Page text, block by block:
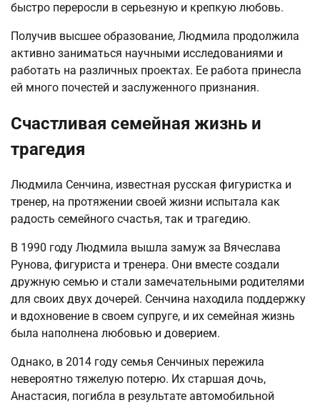
быстро переросли в серьезную и крепкую любовь.
Получив высшее образование, Людмила продолжила
активно заниматься научными исследованиями и
работать на различных проектах. Ее работа принесла
ей много почестей и заслуженного признания.
Счастливая семейная жизнь и
трагедия
Людмила Сенчина, известная русская фигуристка и
тренер, на протяжении своей жизни испытала как
радость семейного счастья, так и трагедию.
В 1990 году Людмила вышла замуж за Вячеслава
Рунова, фигуриста и тренера. Они вместе создали
дружную семью и стали замечательными родителями
для своих двух дочерей. Сенчина находила поддержку
и вдохновение в своем супруге, и их семейная жизнь
была наполнена любовью и доверием.
Однако, в 2014 году семья Сенчиных пережила
невероятно тяжелую потерю. Их старшая дочь,
Анастасия, погибла в результате автомобильной